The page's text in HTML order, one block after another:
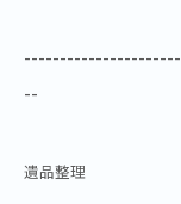
--
遺品整理